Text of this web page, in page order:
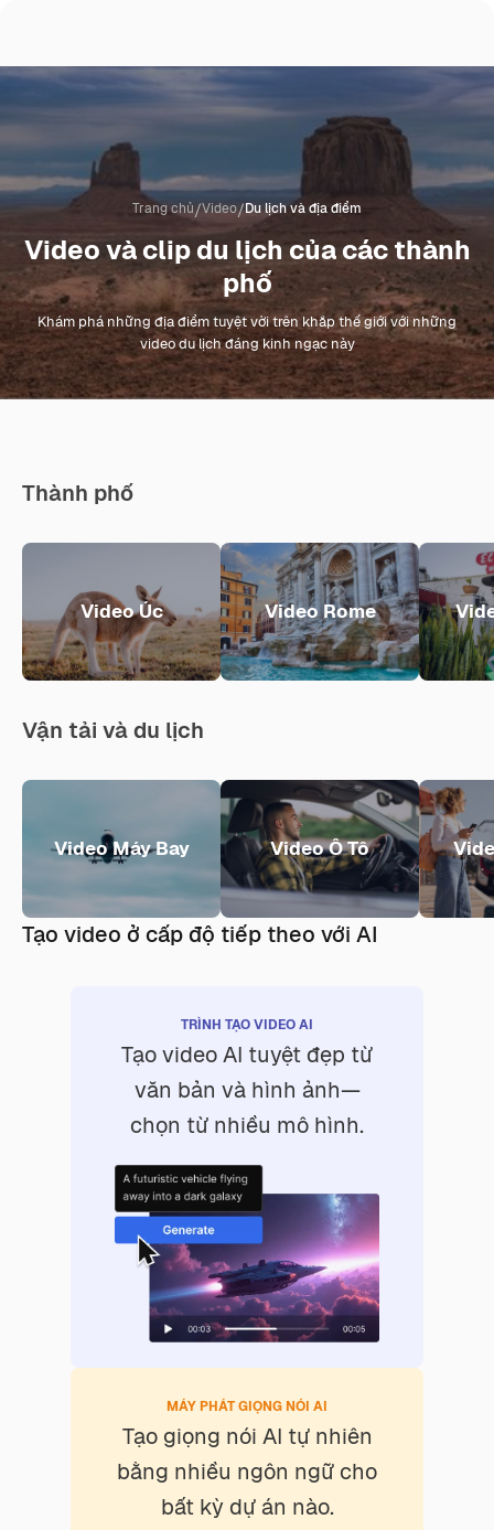
Trang chủ/Video/Du lịch và địa điểm
Video và clip du lịch của các thành
phố
Khám phá những địa điểm tuyệt vời trên khắp thế giới với những
video du lịch đáng kinh ngạc này
Thành phố
Video Úc Video Rome
Vận tải và du lịch
Video Máy Bay Video Ô Tô
Tạo video ở cấp độ tiếp theo với AI
TRÌNH TẠO VIDEO AI
Tạo video AI tuyệt đẹp từ
văn bản và hình ảnh—
chọn từ nhiều mô hình.
MÁY PHÁT GIỌNG NÓI AI
Tạo giọng nói AI tự nhiên
bằng nhiều ngôn ngữ cho
bất kỳ dự án nào.